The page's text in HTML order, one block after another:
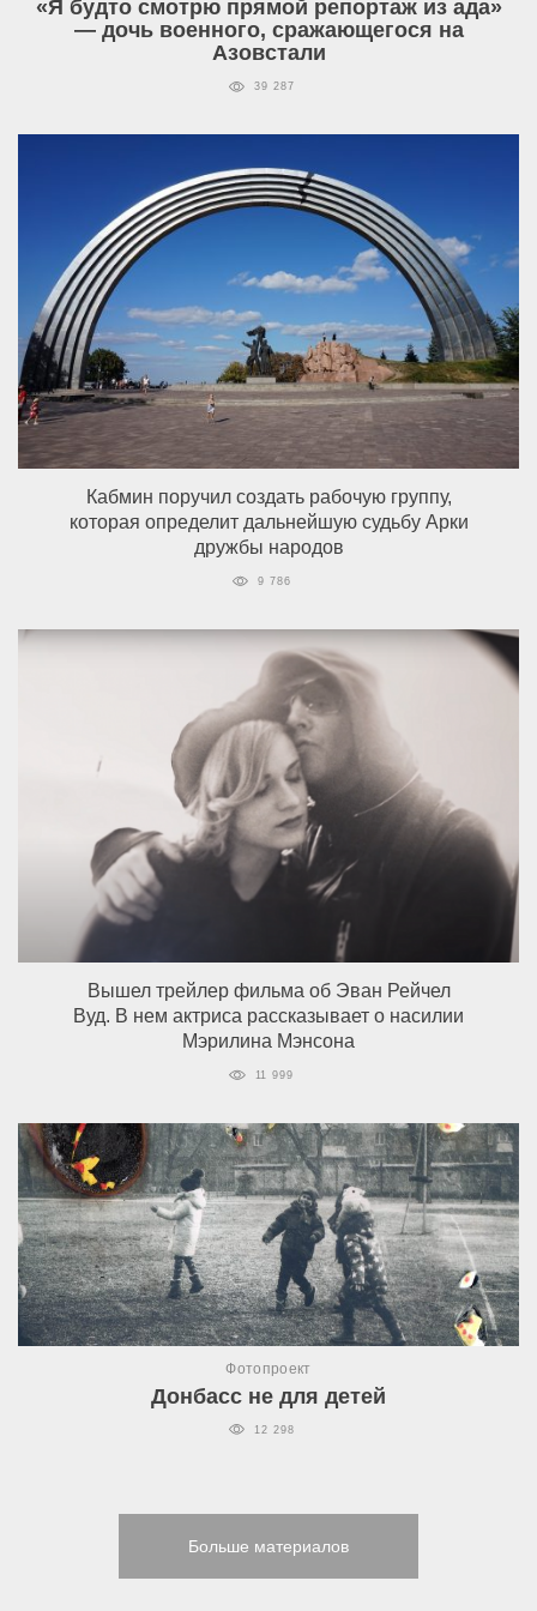
«Я будто смотрю прямой репортаж из ада»
— дочь военного, сражающегося на
Азовстали
39 287
Кабмин поручил создать рабочую группу,
которая определит дальнейшую судьбу Арки
дружбы народов
9 786
Вышел трейлер фильма об Эван Рейчел
Вуд. В нем актриса рассказывает о насилии
Мэрилина Мэнсона
11 999
Фотопроект
Донбасс не для детей
12 298
Больше материалов